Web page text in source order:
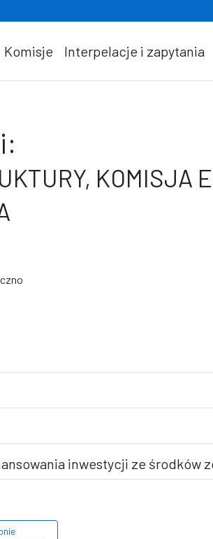
Komisje Interpelacje i zapytania
KOMISJA
inwestycji ze środków